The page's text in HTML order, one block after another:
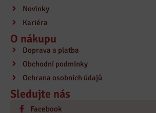
Novinky
Kariéra
O nákupu
Doprava a platba
Obchodní podmínky
Ochrana osobních údajů
Sledujte nás
Facebook